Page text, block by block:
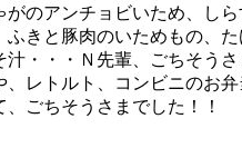
のアンチョビいため、し
ふきと豚肉のいためもの、
・・・Ｎ先輩、ごちそうさ
、レトルト、コンビニのお
ごちそうさまでした！！